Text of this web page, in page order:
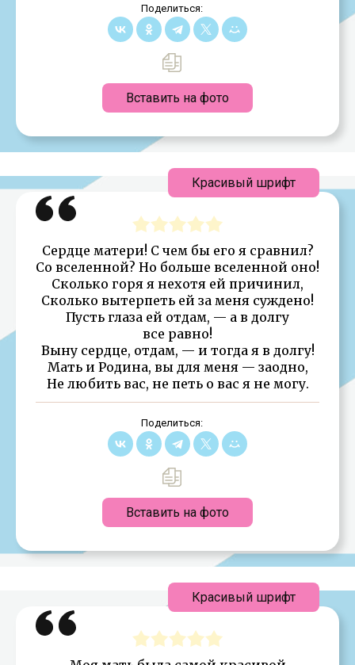
Поделиться:
Вставить на фото
Сердце матери! С чем бы его я сравнил?
Со вселенной? Но больше вселенной оно!
Сколько горя я нехотя ей причинил,
Сколько вытерпеть ей за меня суждено!
Пусть глаза ей отдам, — а в долгу
все равно!
Выну сердце, отдам, — и тогда я в долгу!
Мать и Родина, вы для меня — заодно,
Не любить вас, не петь о вас я не могу.
Поделиться:
Вставить на фото
Красивый шрифт
Красивый шрифт